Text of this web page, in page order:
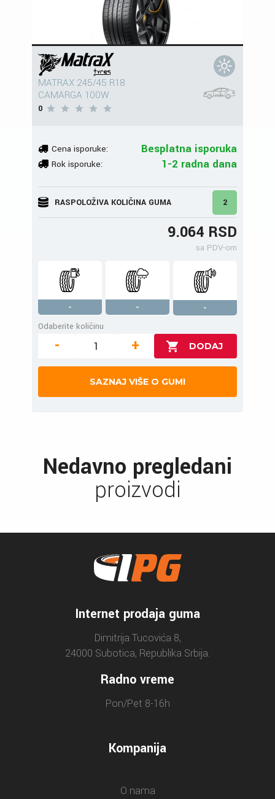
MATRAX 245/45 R18
CAMARGA 100W
0
Cena isporuke: Besplatna isporuka
Rok isporuke: 1-2 radna dana
RASPOLOŽIVA KOLIČINA GUMA 2
9.064 RSD
sa PDV-om
- -
-
Odaberite količinu
- +
SAZNAJ VIŠE O GUMI
Nedavno pregledani
proizvodi
Internet prodaja guma
Dimitrija Tucovića 8,
24000 Subotica, Republika Srbija.
Radno vreme
Pon/Pet 8-16h
Kompanija
O nama